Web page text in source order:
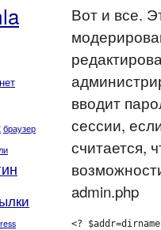
браузер
Вот и все.
вводит
сессии,
считается,
admin.php
<?